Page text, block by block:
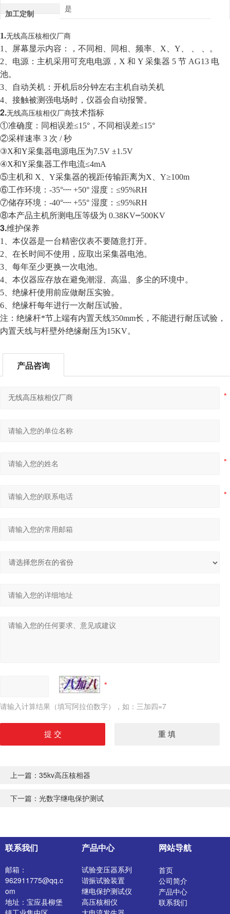
加工定制 是
1.无线高压核相仪厂商
1、屏幕显示内容：，不同相、同相、频率、X、Y、 、 、。
2、电源：主机采用可充电电源，X 和 Y 采集器 5 节 AG13 电
池。
3、自动关机：开机后8分钟左右主机自动关机
4、接触被测强电场时，仪器会自动报警。
2.无线高压核相仪厂商技术指标
①准确度：同相误差≤15°，不同相误差≤15°
②采样速率 3 次 / 秒
③X和Y采集器电源电压为7.5V ±1.5V
④X和Y采集器工作电流≤4mA
⑤主机和 X、Y采集器的视距传输距离为X、Y≥100m
⑥工作环境：-35°┉ +50° 湿度：≤95%RH
⑦储存环境：-40°┉ +55° 湿度：≤95%RH
⑧本产品主机所测电压等级为 0.38KV┉500KV
3.维护保养
1、本仪器是一台精密仪表不要随意打开。
2、在长时间不使用，应取出采集器电池。
3、每年至少更换一次电池。
4、本仪器应存放在避免潮湿、高温、多尘的环境中。
5、绝缘杆使用前应做耐压实验。
6、绝缘杆每年进行一次耐压试验。
注：绝缘杆*节上端有内置天线350mm长，不能进行耐压试验，
内置天线与杆壁外绝缘耐压为15KV。
产品咨询
请输入计算结果（填写阿拉伯数字），如：三加四=7
上一篇： 35kv高压核相器
下一篇： 光数字继电保护测试
联系我们
邮箱：
962911775@qq.c
om
地址：宝应县柳堡
产品中心
试验变压器系列
谐振试验装置
继电保护测试仪
高压核相仪
网站导航
首页
公司简介
产品中心
联系我们